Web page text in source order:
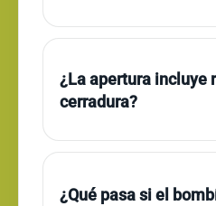
¿La apertura incluye
cerradura?
¿Qué pasa si el